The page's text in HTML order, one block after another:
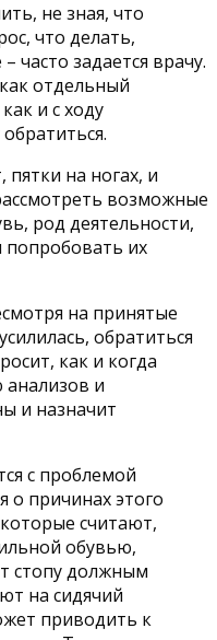
не зная, что
что делать,
часто задается врачу.
отдельный
и с ходу
на ногах, и
возможные
род деятельности,
их
на принятые
обратиться
как и когда
и
и назначит
с проблемой
о причинах этого
считают,
обувью,
стопу должным
на сидячий
приводить к